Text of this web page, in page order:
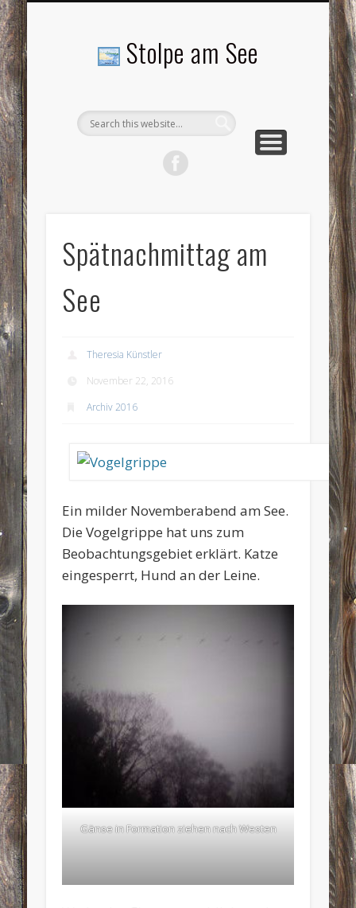
Stolpe am See
Spätnachmittag am
See
Theresia Künstler
November 22, 2016
Archiv 2016
Ein milder Novemberabend am See.
Die Vogelgrippe hat uns zum
Beobachtungsgebiet erklärt. Katze
eingesperrt, Hund an der Leine.
Gänse in Formation ziehen nach Westen